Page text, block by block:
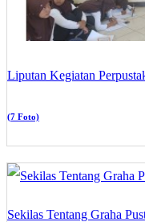
Liputan Kegiatan
(7 Foto)
Sekilas Tentang Graha